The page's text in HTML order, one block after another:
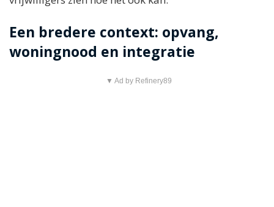
Een bredere context: opvang,
woningnood en integratie
▼ Ad by Refinery89